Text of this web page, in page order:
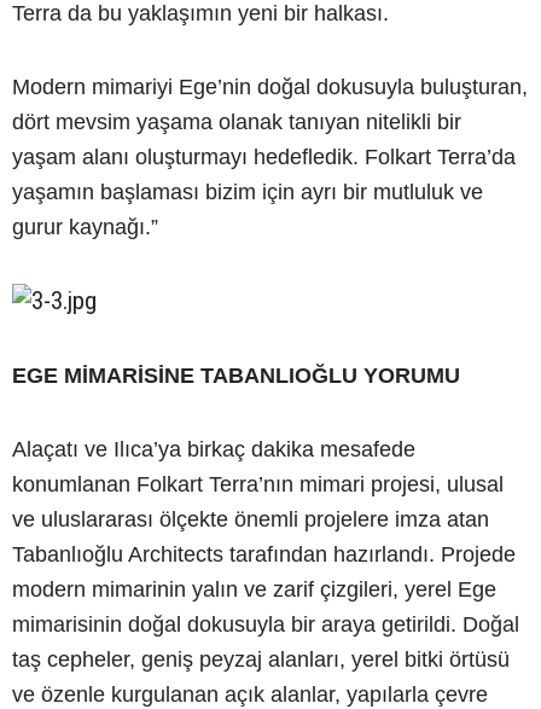
Terra da bu yaklaşımın yeni bir halkası.
Modern mimariyi Ege’nin doğal dokusuyla buluşturan,
dört mevsim yaşama olanak tanıyan nitelikli bir
yaşam alanı oluşturmayı hedefledik. Folkart Terra’da
yaşamın başlaması bizim için ayrı bir mutluluk ve
gurur kaynağı.”
EGE MİMARİSİNE TABANLIOĞLU YORUMU
Alaçatı ve Ilıca’ya birkaç dakika mesafede
konumlanan Folkart Terra’nın mimari projesi, ulusal
ve uluslararası ölçekte önemli projelere imza atan
Tabanlıoğlu Architects tarafından hazırlandı. Projede
modern mimarinin yalın ve zarif çizgileri, yerel Ege
mimarisinin doğal dokusuyla bir araya getirildi. Doğal
taş cepheler, geniş peyzaj alanları, yerel bitki örtüsü
ve özenle kurgulanan açık alanlar, yapılarla çevre